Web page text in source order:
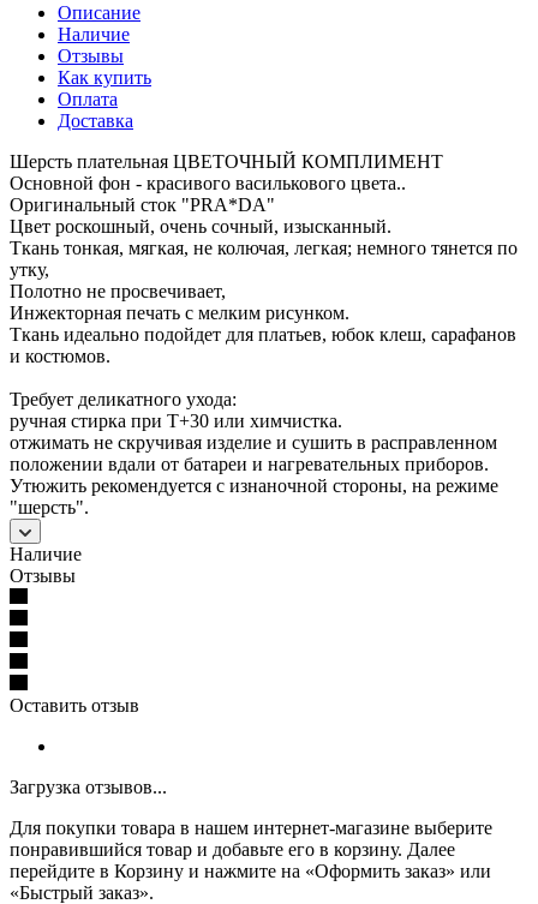
Описание
Наличие
Отзывы
Как купить
Оплата
Доставка
Шерсть плательная ЦВЕТОЧНЫЙ КОМПЛИМЕНТ
Основной фон - красивого василькового цвета..
Оригинальный сток "PRA*DA"
Цвет роскошный, очень сочный, изысканный.
Ткань тонкая, мягкая, не колючая, легкая; немного тянется по
утку,
Полотно не просвечивает,
Инжекторная печать с мелким рисунком.
Ткань идеально подойдет для платьев, юбок клеш, сарафанов
и костюмов.
Требует деликатного ухода:
ручная стирка при Т+30 или химчистка.
отжимать не скручивая изделие и сушить в расправленном
положении вдали от батареи и нагревательных приборов.
Утюжить рекомендуется с изнаночной стороны, на режиме
"шерсть".
Наличие
Отзывы
Оставить отзыв
Загрузка отзывов...
Для покупки товара в нашем интернет-магазине выберите
понравившийся товар и добавьте его в корзину. Далее
перейдите в Корзину и нажмите на «Оформить заказ» или
«Быстрый заказ».